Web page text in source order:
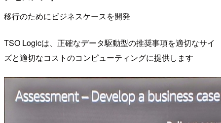
移行のためにビジネスケースを開発
TSO Logicは、正確なデータ駆動型の推奨事項を適切なサイ
ズと適切なコストのコンピューティングに提供します